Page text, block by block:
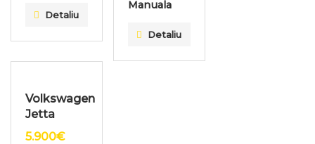
Detaliu
Manuala
Detaliu
Volkswagen
Jetta
5.900€